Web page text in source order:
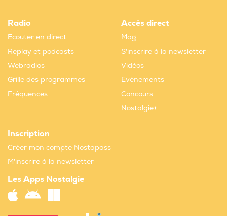
Radio
Ecouter en direct
Replay et podcasts
Webradios
Grille des programmes
Fréquences
Accès direct
Mag
S'inscrire à la newsletter
Vidéos
Evènements
Concours
Nostalgie+
Inscription
Créer mon compte Nostapass
M'inscrire à la newsletter
Les Apps Nostalgie